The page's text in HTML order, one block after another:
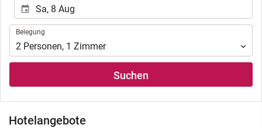
Belegung
Belegung
2 Personen, 1 Zimmer
Suchen
Hotelangebote